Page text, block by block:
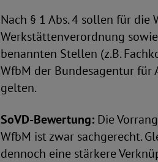
Nach § 1 Abs. 4 sollen für die
Werkstättenverordnung
benannten Stellen (z.B.
WfbM der Bundesagentur
gelten.
SoVD-Bewertung: Die
WfbM ist zwar sachgerecht.
dennoch eine stärkere